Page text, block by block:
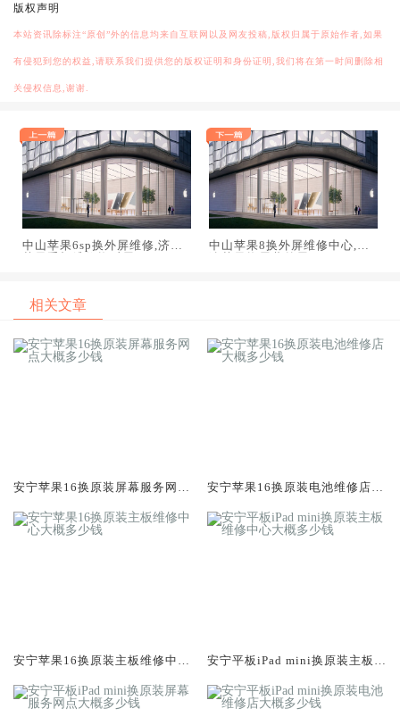
版权声明
本站资讯除标注“原创”外的信息均来自互联网以及网友投稿,版权归属于原始作者,如果
有侵犯到您的权益,请联系我们提供您的版权证明和身份证明,我们将在第一时间删除相
关侵权信息,谢谢.
中山苹果6sp换外屏维修,济南
中山苹果8换外屏维修中心,大
相关文章
安宁苹果16换原装屏幕服务网点
安宁苹果16换原装电池维修店大
安宁苹果16换原装主板维修中心
安宁平板iPad mini换原装主板维